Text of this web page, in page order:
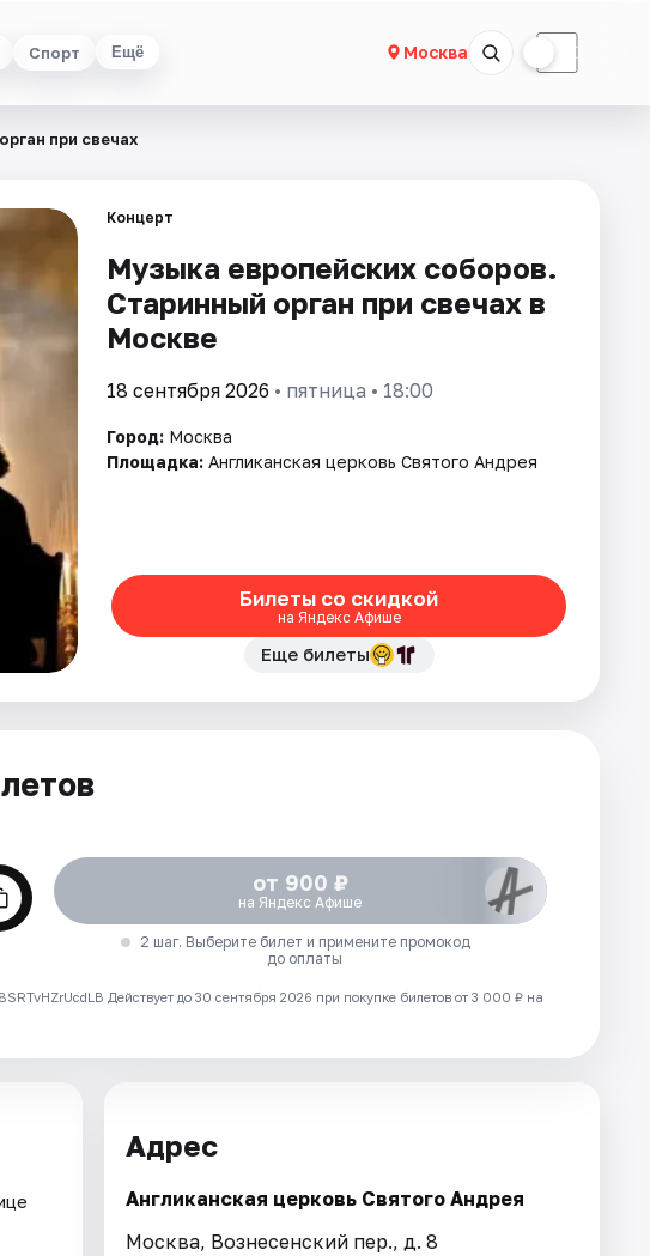
Спорт Ещё Москва ☾
при свечах
Концерт
Музыка европейских соборов.
Старинный орган при свечах в
Москве
18 сентября 2026 • пятница • 18:00
Город: Москва
Площадка: Англиканская церковь Святого Андрея
Билеты со скидкой
на Яндекс Афише
Еще билеты
от 900 ₽
на Яндекс Афише
2 шаг. Выберите билет и примените промокод
до оплаты
Действует до 30 сентября 2026 при покупке билетов от 3 000 ₽ на
Адрес
Англиканская церковь Святого Андрея
Москва, Вознесенский пер., д. 8